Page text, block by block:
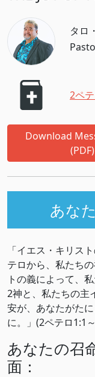
タロ
2ペ
Download
(PDF)
あな
「イエス・キリス
テロから、私たち
トの義によって、
2神と、私たちの主
安が、あなたがた
に。」(2ペテロ1:1
あなたの召
面：